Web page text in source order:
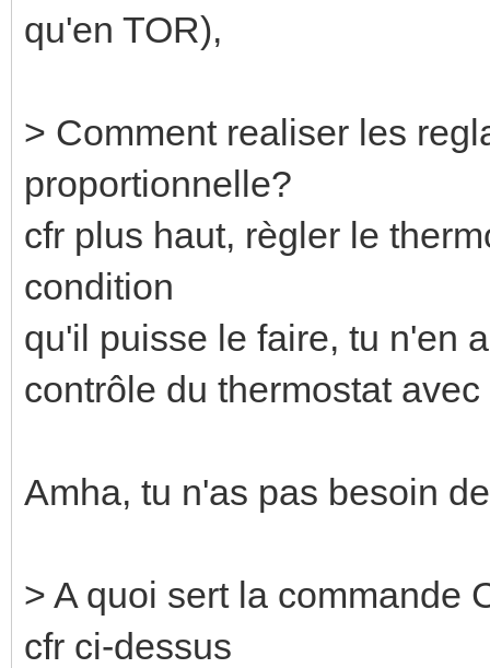
qu'en TOR),
> Comment realiser les
proportionnelle?
cfr plus haut, règler le
condition
qu'il puisse le faire, tu n'en
contrôle du thermostat
Amha, tu n'as pas besoin
> A quoi sert la commande
cfr ci-dessus